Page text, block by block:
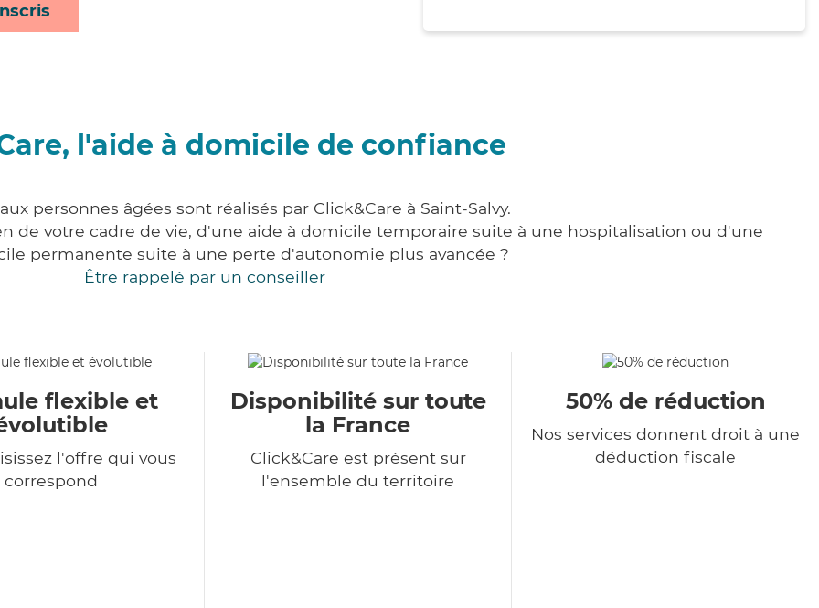
l'aide à domicile de confiance
personnes âgées sont réalisés par Click&Care à Saint-Salvy.
de votre cadre de vie, d'une aide à domicile temporaire suite à une hospitalisation ou d'une
permanente suite à une perte d'autonomie plus avancée ?
Être rappelé par un conseiller
flexible et
l'offre qui vous
correspond
Disponibilité sur toute
la France
Click&Care est présent sur
l'ensemble du territoire
50% de réduction
Nos services donnent droit à une
déduction fiscale